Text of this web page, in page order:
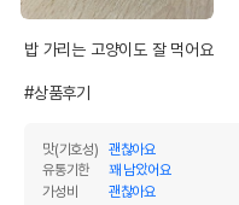
밥 가리는 고양이도 잘 먹어요
#상품후기
맛(기호성)
괜찮아요
유통기한
꽤 남았어요
가성비
괜찮아요